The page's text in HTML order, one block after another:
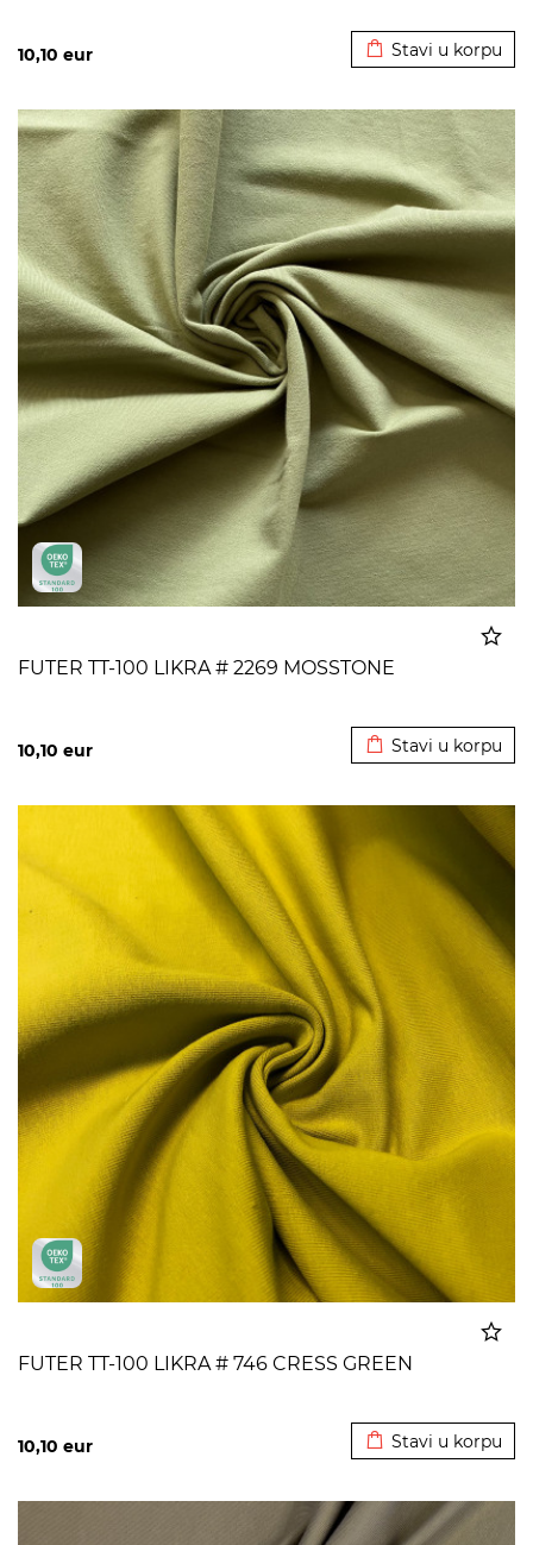
10,10 eur Stavi u korpu
FUTER TT-100 LIKRA # 2269 MOSSTONE
10,10 eur Stavi u korpu
FUTER TT-100 LIKRA # 746 CRESS GREEN
10,10 eur Stavi u korpu